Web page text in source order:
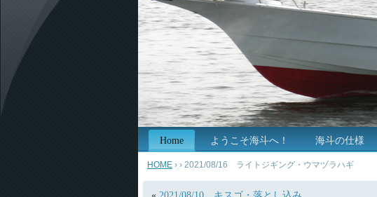
Home ようこそ海斗へ！ 海斗の仕様
HOME › › 2021/08/16 ライトジギング・ウマヅラハギ